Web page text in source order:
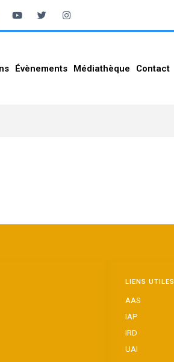
Évènements Médiathèque Contact
LIENS UTILES
AAS
IAP
IRD
UAI